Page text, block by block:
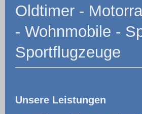
Oldtimer -
- Wohnmobile -
Sportflugzeuge
Unsere Leistungen